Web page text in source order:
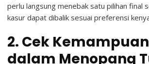
perlu langsung menebak satu pilihan final
kasur dapat dibalik sesuai preferensi
2. Cek
dalam Menopang